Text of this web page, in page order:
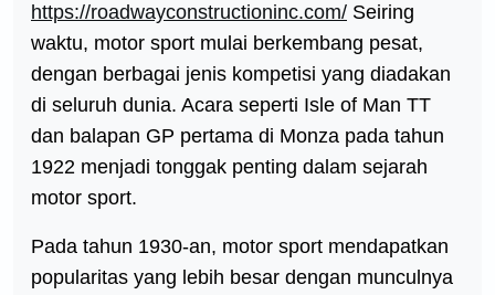
https://roadwayconstructioninc.com/ Seiring
waktu, motor sport mulai berkembang pesat,
dengan berbagai jenis kompetisi yang diadakan
di seluruh dunia. Acara seperti Isle of Man TT
dan balapan GP pertama di Monza pada tahun
1922 menjadi tonggak penting dalam sejarah
motor sport.
Pada tahun 1930-an, motor sport mendapatkan
popularitas yang lebih besar dengan munculnya